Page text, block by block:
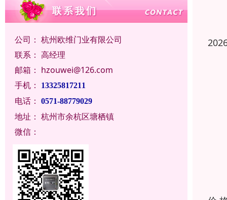
公司： 杭州欧维门业有限公司
联系： 高经理
邮箱： hzouwei@126.com
手机：
13325817211
电话： 0571-88779029
地址： 杭州市余杭区塘栖镇
微信：